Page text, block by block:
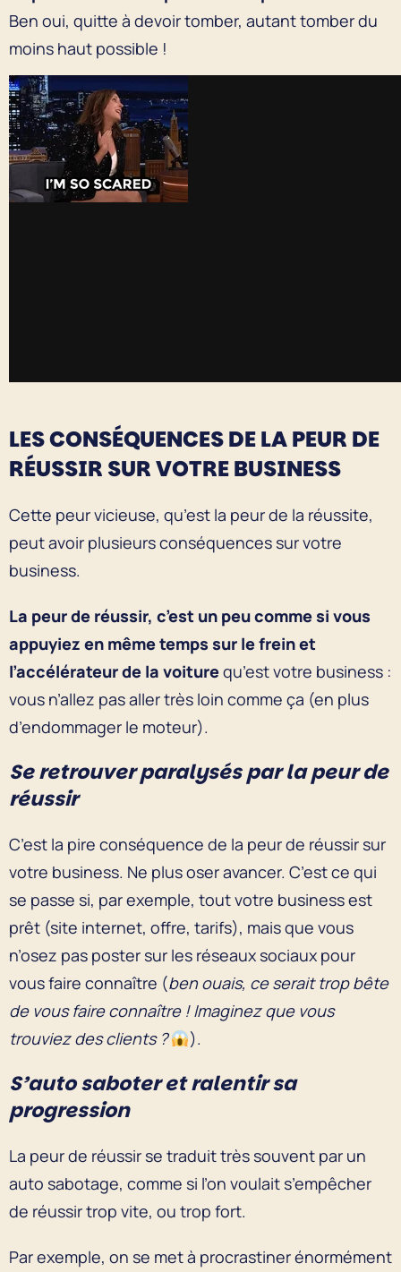
Ben oui, quitte à devoir tomber, autant tomber du
moins haut possible !
LES CONSÉQUENCES DE LA PEUR DE
RÉUSSIR SUR VOTRE BUSINESS
Cette peur vicieuse, qu’est la peur de la réussite,
peut avoir plusieurs conséquences sur votre
business.
La peur de réussir, c’est un peu comme si vous
appuyiez en même temps sur le frein et
l’accélérateur de la voiturequ’est votre business :
vous n’allez pas aller très loin comme ça (en plus
d’endommager le moteur).
Se retrouver paralysés par la peur de
réussir
C’est la pire conséquence de la peur de réussir sur
votre business. Ne plus oser avancer. C’est ce qui
se passe si, par exemple, tout votre business est
prêt (site internet, offre, tarifs), mais que vous
n’osez pas poster sur les réseaux sociaux pour
vous faire connaître (ben ouais, ce serait trop bête
de vous faire connaître ! Imaginez que vous
trouviez des clients ?
).
S’auto saboter et ralentir sa
progression
La peur de réussir se traduit très souvent par un
auto sabotage, comme si l’on voulait s’empêcher
de réussir trop vite, ou trop fort.
Par exemple, on se met à procrastiner énormément